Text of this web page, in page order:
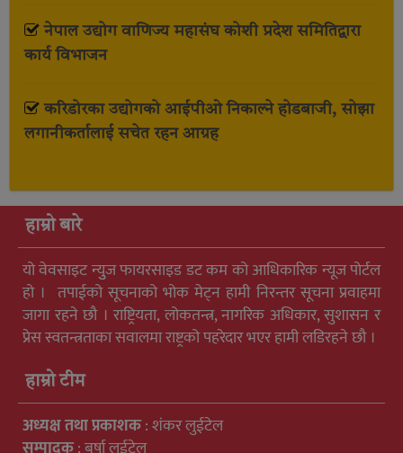
नेपाल उद्योग वाणिज्य महासंघ कोशी प्रदेश समितिद्वारा
कार्य विभाजन
करिडोरका उद्योगको आईपीओ निकाल्ने होडबाजी, सोझा
लगानीकर्तालाई सचेत रहन आग्रह
हाम्रो बारे
यो वेवसाइट न्युुज फायरसाइड डट कम को आधिकारिक न्यूज पोर्टल
हो । तपाईको सूचनाको भोक मेट्न हामी निरन्तर सूचना प्रवाहमा
जागा रहने छौ । राष्ट्रियता, लोकतन्त्र, नागरिक अधिकार, सुशासन र
प्रेस स्वतन्त्रताका सवालमा राष्ट्रको पहरेदार भएर हामी लडिरहने छौ ।
हाम्रो टीम
अध्यक्ष तथा प्रकाशक: शंकर लुईटेल